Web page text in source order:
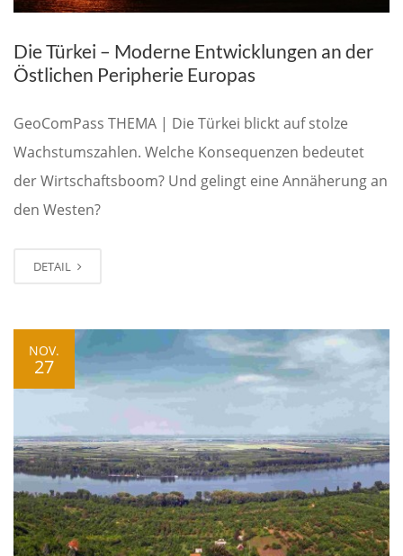
Die Türkei – Moderne Entwicklungen an der
Östlichen Peripherie Europas
GeoComPass THEMA | Die Türkei blickt auf stolze
Wachstumszahlen. Welche Konsequenzen bedeutet
der Wirtschaftsboom? Und gelingt eine Annäherung an
den Westen?
DETAIL
NOV.
27